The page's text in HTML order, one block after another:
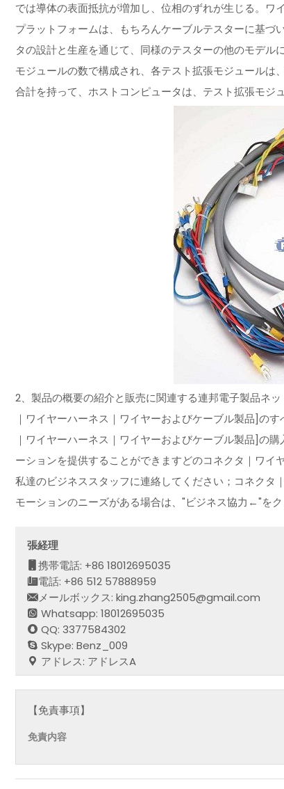
では導体の表面抵抗が増加し、位相のずれが生じる。
プラットフォームは、もちろんケーブルテスターに基
タの設計と生産を通じて、同様のテスターの他のモデ
モジュールの数で構成され、各テスト拡張モジュール
合計を持って、ホストコンピュータは、テスト拡張モジ
2、製品の概要の紹介と販売に関連する連邦電子製品ネ
｜ワイヤーハーネス｜ワイヤーおよびケーブル製品]の
｜ワイヤーハーネス｜ワイヤーおよびケーブル製品]の
ーションを提供することができますどのコネクタ｜ワ
私達のビジネススタッフに連絡してください；コネク
モーションのニーズがある場合は、"ビジネス協力←"を
張経理
携帯電話: +86 18012695035
電話: +86 512 57888959
メールボックス: king.zhang2505@gmail.com
Whatsapp: 18012695035
QQ: 3377584302
Skype: Benz_009
アドレス: アドレスA
【免責事項】
免責内容